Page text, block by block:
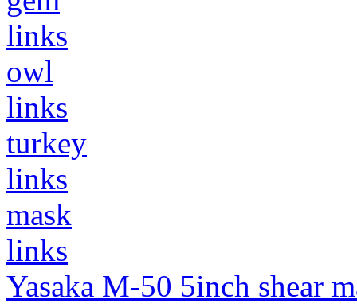
links
owl
links
turkey
links
mask
links
Yasaka M-50 5inch shear